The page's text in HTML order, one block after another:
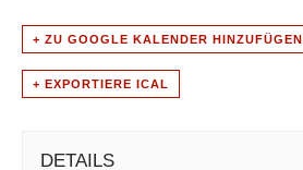
+ ZU GOOGLE KALENDER HINZUFÜGEN
+ EXPORTIERE ICAL
DETAILS